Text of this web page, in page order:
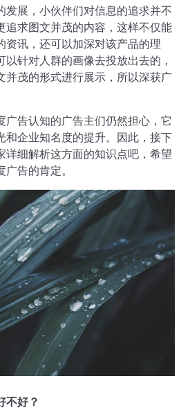
发展，小伙伴们对信息的追求并不
追求图文并茂的内容，这样不仅能
资讯，还可以加深对该产品的理
以针对人群的画像去投放出去的，
并茂的形式进行展示，所以深获广
广告认知的广告主们仍然担心，它
和企业知名度的提升。因此，接下
详细解析这方面的知识点吧，希望
告的肯定。
不好？